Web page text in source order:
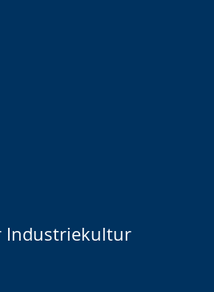
Industriekultur